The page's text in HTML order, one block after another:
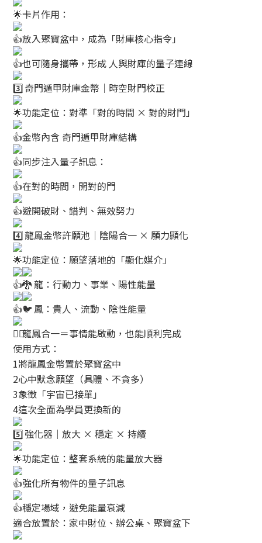
卡片作用：
放入聚寶盆中，成為「財庫核心指令」
也可隨身攜帶，形成 人與財庫的量子連線
奇門遁甲財庫金幣｜時空財門校正
功能定位：對準「對的時間 × 對的財門」
金幣內含 奇門遁甲財庫結構
同步注入量子訊息：
在對的時間，開對的門
避開破財、錯判、無效努力
龍鳳金幣許願池｜陰陽合一 × 願力顯化
功能定位：願望落地的「顯化媒介」
龍：行動力、事業、陽性能量
鳳：貴人、流動、陰性能量
龍鳳合一＝事情能啟動，也能順利完成
使用方式：
1將龍鳳金幣置於聚寶盆中
2心中默念願望（具體、不貪多）
3象徵「宇宙已接單」
4這次全面為學員更換新的
強化器｜放大 × 穩定 × 持續
功能定位：整套系統的能量放大器
強化所有物件的量子訊息
穩定場域，避免能量衰減
適合放置於：家中財位、辦公桌、聚寶盆下